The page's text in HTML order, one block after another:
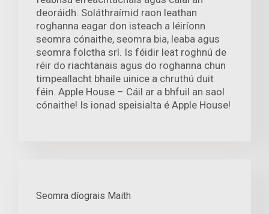
deoráidh. Soláthraímid raon leathan
roghanna eagar don isteach a léiríonn
seomra cónaithe, seomra bia, leaba agus
seomra folctha srl. Is féidir leat roghnú de
réir do riachtanais agus do roghanna chun
timpeallacht bhaile uinice a chruthú duit
féin. Apple House – Cáil ar a bhfuil an saol
cónaithe! Is ionad speisialta é Apple House!
Seomra díograis Maith